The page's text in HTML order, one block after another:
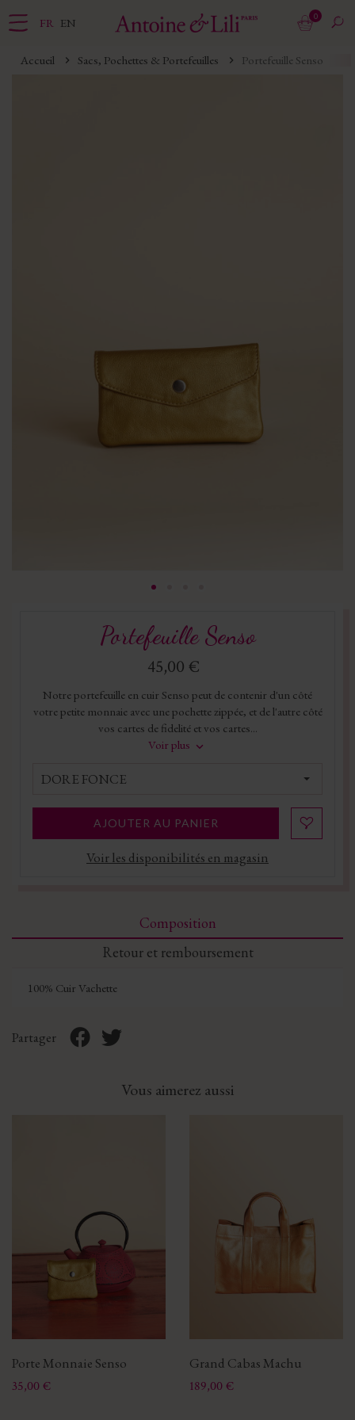
FR EN 0
Accueil Sacs, Pochettes & Portefeuilles Portefeuille Senso
Portefeuille Senso
45,00 €
Notre portefeuille en cuir Senso peut de contenir d'un côté
votre petite monnaie avec une pochette zippée, et de l'autre côté
vos cartes de fidelité et vos cartes...
Voir plus
DORE FONCE
AJOUTER AU PANIER
Voir les disponibilités en magasin
Composition
Retour et remboursement
100% Cuir Vachette
Partager
Vous aimerez aussi
Porte Monnaie Senso
Prix
35,00 €
Grand Cabas Machu
Prix
189,00 €